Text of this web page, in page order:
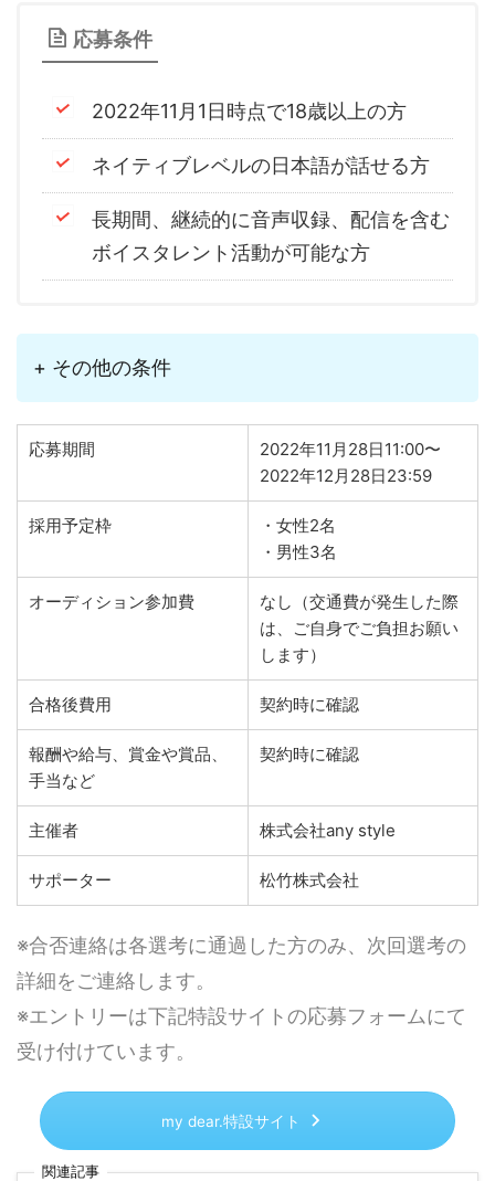
応募条件
2022年11月1日時点で18歳以上の方
ネイティブレベルの日本語が話せる方
長期間、継続的に音声収録、配信を含む
ボイスタレント活動が可能な方
+ その他の条件
応募期間
2022年11月28日11:00〜
2022年12月28日23:59
採用予定枠
・女性2名
・男性3名
オーディション参加費
なし（交通費が発生した際
は、ご自身でご負担お願い
します）
合格後費用 契約時に確認
報酬や給与、賞金や賞品、
手当など
契約時に確認
主催者 株式会社any style
サポーター 松竹株式会社
※合否連絡は各選考に通過した方のみ、次回選考の
詳細をご連絡します。
※エントリーは下記特設サイトの応募フォームにて
受け付けています。
my dear.特設サイト
関連記事